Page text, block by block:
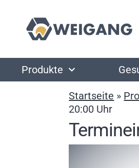
Produkte
Startseite »
20:00 Uhr